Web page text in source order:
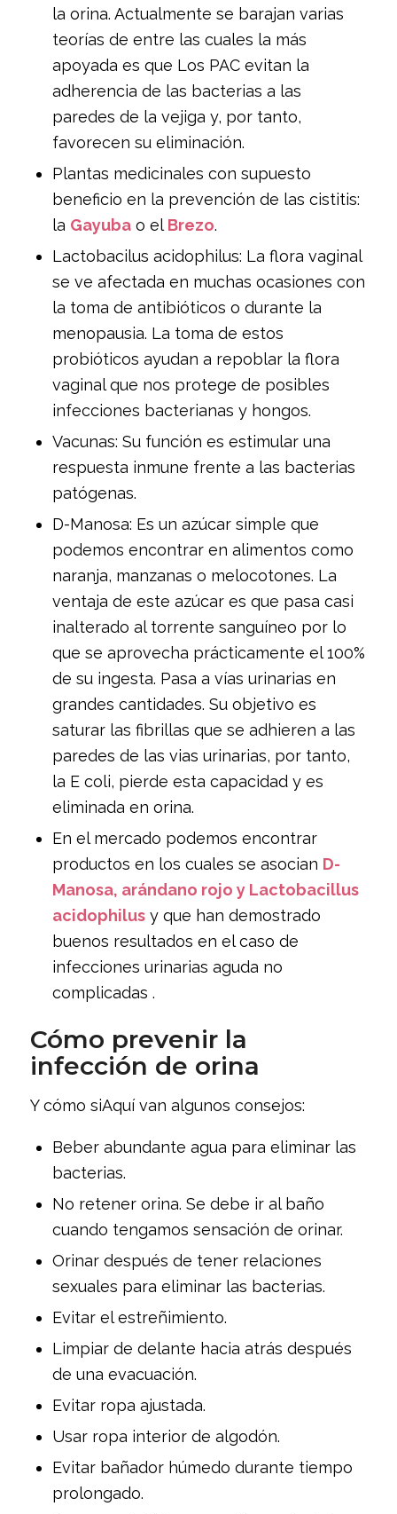
la orina. Actualmente se barajan varias
teorías de entre las cuales la más
apoyada es que Los PAC evitan la
adherencia de las bacterias a las
paredes de la vejiga y, por tanto,
favorecen su eliminación.
Plantas medicinales con supuesto
beneficio en la prevención de las cistitis:
la Gayubao el Brezo.
Lactobacilus acidophilus: La flora vaginal
se ve afectada en muchas ocasiones con
la toma de antibióticos o durante la
menopausia. La toma de estos
probióticos ayudan a repoblar la flora
vaginal que nos protege de posibles
infecciones bacterianas y hongos.
Vacunas: Su función es estimular una
respuesta inmune frente a las bacterias
patógenas.
D-Manosa: Es un azúcar simple que
podemos encontrar en alimentos como
naranja, manzanas o melocotones. La
ventaja de este azúcar es que pasa casi
inalterado al torrente sanguíneo por lo
que se aprovecha prácticamente el 100%
de su ingesta. Pasa a vías urinarias en
grandes cantidades. Su objetivo es
saturar las fibrillas que se adhieren a las
paredes de las vias urinarias, por tanto,
la E coli, pierde esta capacidad y es
eliminada en orina.
En el mercado podemos encontrar
productos en los cuales se asocian D-
Manosa, arándano rojo y Lactobacillus
acidophilusy que han demostrado
buenos resultados en el caso de
infecciones urinarias aguda no
complicadas .
Cómo prevenir la
infección de orina
Y cómo siAquí van algunos consejos:
Beber abundante agua para eliminar las
bacterias.
No retener orina. Se debe ir al baño
cuando tengamos sensación de orinar.
Orinar después de tener relaciones
sexuales para eliminar las bacterias.
Evitar el estreñimiento.
Limpiar de delante hacia atrás después
de una evacuación.
Evitar ropa ajustada.
Usar ropa interior de algodón.
Evitar bañador húmedo durante tiempo
prolongado.